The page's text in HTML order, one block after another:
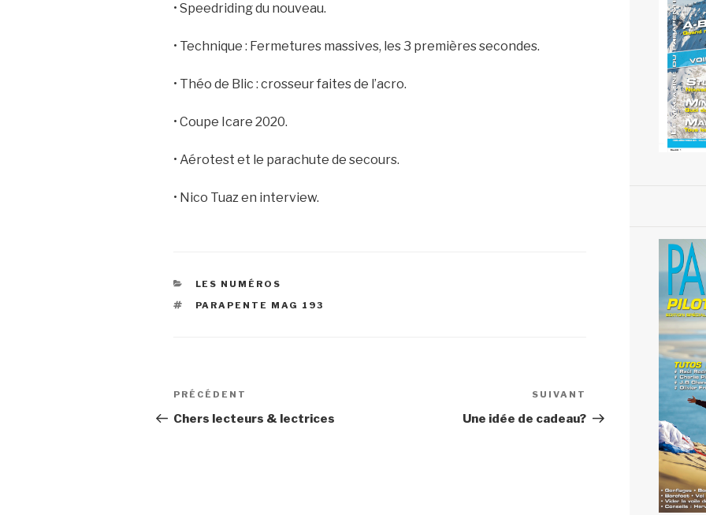
• Speedriding du nouveau.
• Technique : Fermetures massives, les 3 premières secondes.
• Théo de Blic : crosseur faites de l’acro.
• Coupe Icare 2020.
• Aérotest et le parachute de secours.
• Nico Tuaz en interview.
CATÉGORIES
LES NUMÉROS
ÉTIQUETTES
PARAPENTE MAG 193
Navigation
de
Article
précédent
PRÉCÉDENT
Chers lecteurs & lectrices
suivant
SUIVANT
Une idée de cadeau?